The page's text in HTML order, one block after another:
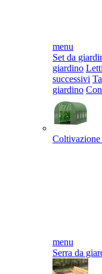
menu
Set da
giardino
successivi
giardino
Coltivazione
menu
Serra da